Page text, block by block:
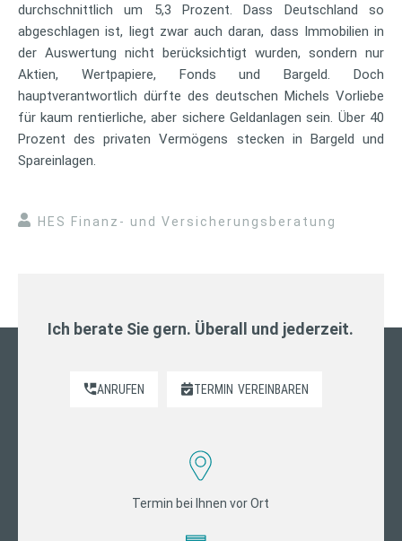
durchschnittlich um 5,3 Prozent. Dass Deutschland so
abgeschlagen ist, liegt zwar auch daran, dass Immobilien in
der Auswertung nicht berücksichtigt wurden, sondern nur
Aktien, Wertpapiere, Fonds und Bargeld. Doch
hauptverantwortlich dürfte des deutschen Michels Vorliebe
für kaum rentierliche, aber sichere Geldanlagen sein. Über 40
Prozent des privaten Vermögens stecken in Bargeld und
Spareinlagen.
HES Finanz- und Versicherungsberatung
Ich berate Sie gern. Überall und jederzeit.
ANRUFEN TERMIN VEREINBAREN
Termin bei Ihnen vor Ort